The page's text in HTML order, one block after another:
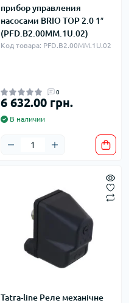
прибор управления
насосами BRIO TOP 2.0 1″
(PFD.B2.00MM.1U.02)
Код товара: PFD.B2.00MM.1U.02
0
6 632.00 грн.
В наличии
Tatra-line Реле механічне